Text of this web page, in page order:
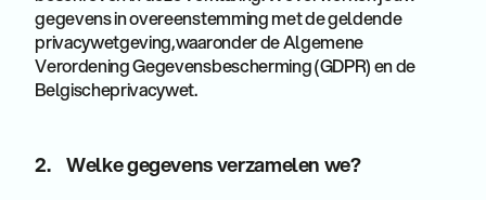
gegevens in overeenstemming met de geldende
privacywetgeving,waaronder de Algemene
Verordening Gegevensbescherming (GDPR) en de
Belgischeprivacywet.
2. Welke gegevens verzamelen we?